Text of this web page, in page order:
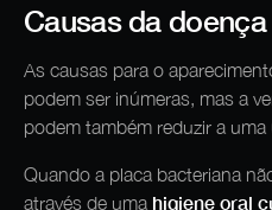
Causas da
As causas para o
podem ser inúmeras, mas a
podem também reduzir a
Quando a placa bacteriana
através de uma higiene oral